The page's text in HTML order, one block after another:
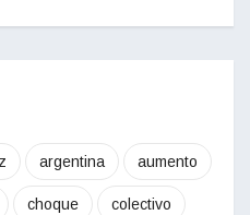
argentina aumento
choque colectivo